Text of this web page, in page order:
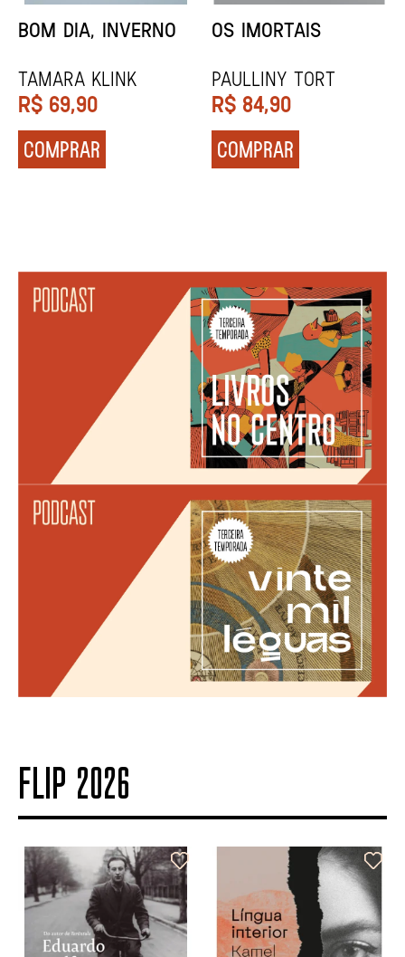
ORIXÁS
REGINALDO PRANDI
R$ 79,90
COMPRAR
ORAÇÃO PARA
Socorro Acioli
R$ 74,90
COMPRAR
FLIP 2026